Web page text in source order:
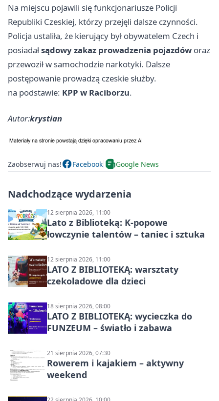
Na miejscu pojawili się funkcjonariusze Policji
Republiki Czeskiej, którzy przejęli dalsze czynności.
Policja ustaliła, że kierujący był obywatelem Czech i
posiadałsądowy zakaz prowadzenia pojazdów oraz
przewoził w samochodzie narkotyki. Dalsze
postępowanie prowadzą czeskie służby.
na podstawie: KPP w Raciborzu.
Autor:krystian
Zaobserwuj nas! Facebook Google News
Nadchodzące wydarzenia
12 sierpnia 2026, 11:00
Lato z Biblioteką: K-popowe
łowczynie talentów – taniec i sztuka
12 sierpnia 2026, 11:00
LATO Z BIBLIOTEKĄ: warsztaty
czekoladowe dla dzieci
18 sierpnia 2026, 08:00
LATO Z BIBLIOTEKĄ: wycieczka do
FUNZEUM – światło i zabawa
21 sierpnia 2026, 07:30
Rowerem i kajakiem – aktywny
weekend